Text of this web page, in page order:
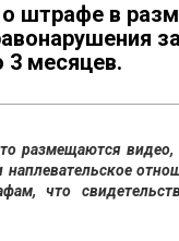
штрафе в
3 месяцев.
размещаются
наплевательское
что